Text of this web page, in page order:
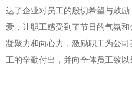
达了企业对员工的殷切希望与鼓
爱，让职工感受到了节日的气氛
凝聚力和向心力，激励职工为公
工的辛勤付出，并向全体员工致